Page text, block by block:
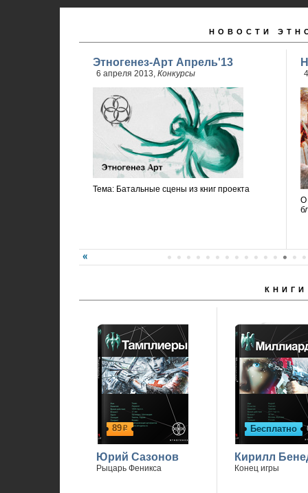
НОВОСТИ
Этногенез-Арт Апрель'13
6 апреля 2013, Конкурсы
Тема: Батальные сцены из книг проекта
О
КНИГИ
89р
Юрий Сазонов
Рыцарь Феникса
Бесплатно
Кирилл
Конец игры